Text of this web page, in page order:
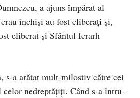
a ajuns împărat al
închişi au fost eliberaţi şi,
eliberat şi Sfântul Ierarh
s-a arătat mult-milostiv către cei
celor nedreptăţiţi. Când s-a întru-